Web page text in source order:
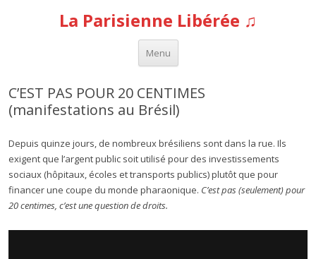
La Parisienne Libérée ♫
Menu
Aller au contenu
C’EST PAS POUR 20 CENTIMES
(manifestations au Brésil)
Depuis quinze jours, de nombreux brésiliens sont dans la rue. Ils
exigent que l’argent public soit utilisé pour des investissements
sociaux (hôpitaux, écoles et transports publics) plutôt que pour
financer une coupe du monde pharaonique. C’est pas (seulement) pour
20 centimes, c’est une question de droits.